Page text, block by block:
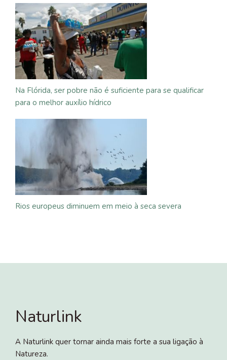
Na Flórida, ser pobre não é suficiente para se qualificar
para o melhor auxílio hídrico
Rios europeus diminuem em meio à seca severa
Naturlink
A Naturlink quer tornar ainda mais forte a sua ligação à
Natureza.